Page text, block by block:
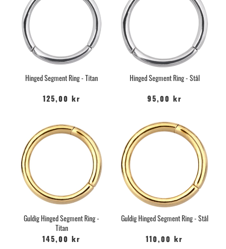
Hinged Segment Ring - Titan
125,00 kr
Hinged Segment Ring - Stål
95,00 kr
Guldig Hinged Segment Ring -
Titan
145,00 kr
Guldig Hinged Segment Ring - Stål
110,00 kr